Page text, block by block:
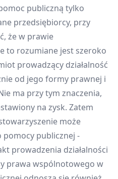
publiczną tylko
przedsiębiorcy, przy
że w prawie
to rozumiane jest szeroko
prowadzący działalność
od jego formy prawnej i
ma przy tym znaczenia,
na zysk. Zatem
może
publicznej -
prowadzenia działalności
prawa wspólnotowego w